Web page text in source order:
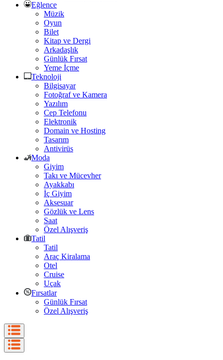
Eğlence
Müzik
Oyun
Bilet
Kitap ve Dergi
Arkadaşlık
Günlük Fırsat
Yeme İçme
Teknoloji
Bilgisayar
Fotoğraf ve Kamera
Yazılım
Cep Telefonu
Elektronik
Domain ve Hosting
Tasarım
Antivirüs
Moda
Giyim
Takı ve Mücevher
Ayakkabı
İç Giyim
Aksesuar
Gözlük ve Lens
Saat
Özel Alışveriş
Tatil
Tatil
Araç Kiralama
Otel
Cruise
Uçak
Fırsatlar
Günlük Fırsat
Özel Alışveriş